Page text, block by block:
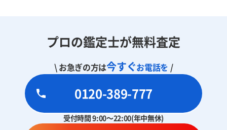
プロの鑑定士が無料査定
\ お急ぎの方は今すぐお電話を /
0120-389-777
受付時間 9:00～22:00(年中無休)